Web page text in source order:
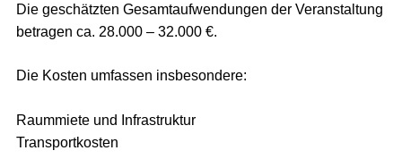
Die geschätzten Gesamtaufwendungen der Veranstaltung
betragen ca. 28.000 – 32.000 €.
Die Kosten umfassen insbesondere:
Raummiete und Infrastruktur
Transportkosten